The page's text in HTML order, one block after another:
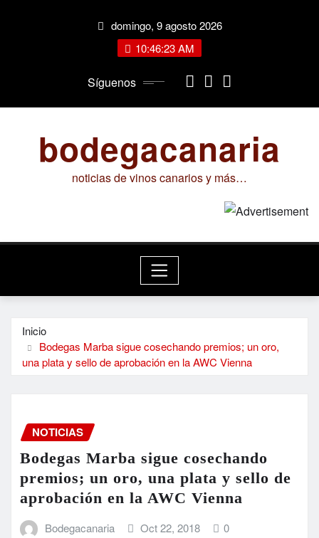
domingo, 9 agosto 2026
10:46:24 AM
Síguenos
bodegacanaria
noticias de vinos canarios y más…
Inicio
Bodegas Marba sigue cosechando premios; un oro,
una plata y sello de aprobación en la AWC Vienna
NOTICIAS
Bodegas Marba sigue cosechando
premios; un oro, una plata y sello de
aprobación en la AWC Vienna
Bodegacanaria Oct 22, 2018 0